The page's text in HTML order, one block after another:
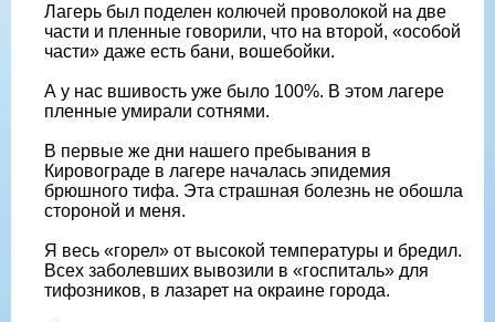
Лагерь был поделен колючей проволокой на две
части и пленные говорили, что на второй, «особой
части» даже есть бани, вошебойки.
А у нас вшивость уже было 100%. В этом лагере
пленные умирали сотнями.
В первые же дни нашего пребывания в
Кировограде в лагере началась эпидемия
брюшного тифа. Эта страшная болезнь не обошла
стороной и меня.
Я весь «горел» от высокой температуры и бредил.
Всех заболевших вывозили в «госпиталь» для
тифозников, в лазарет на окраине города.